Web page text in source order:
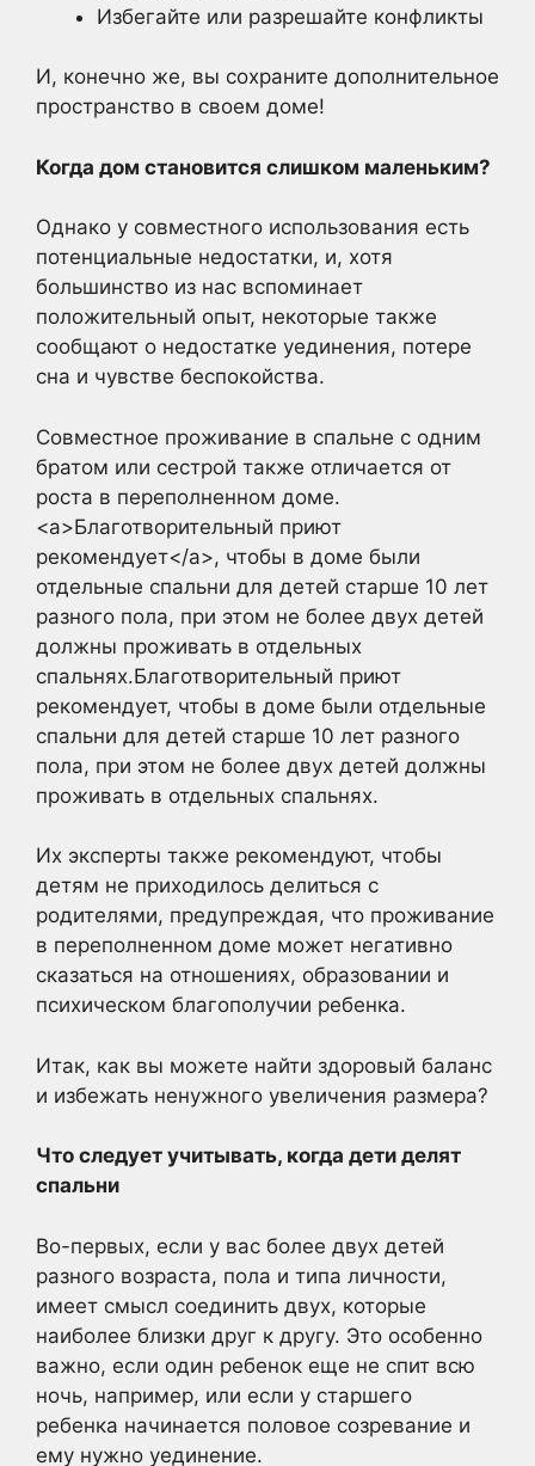
Избегайте или разрешайте конфликты
И, конечно же, вы сохраните дополнительное
пространство в своем доме!
Когда дом становится слишком маленьким?
Однако у совместного использования есть
потенциальные недостатки, и, хотя
большинство из нас вспоминает
положительный опыт, некоторые также
сообщают о недостатке уединения, потере
сна и чувстве беспокойства.
Совместное проживание в спальне с одним
братом или сестрой также отличается от
роста в переполненном доме.
<a>Благотворительный приют
рекомендует</a>, чтобы в доме были
отдельные спальни для детей старше 10 лет
разного пола, при этом не более двух детей
должны проживать в отдельных
спальнях.Благотворительный приют
рекомендует, чтобы в доме были отдельные
спальни для детей старше 10 лет разного
пола, при этом не более двух детей должны
проживать в отдельных спальнях.
Их эксперты также рекомендуют, чтобы
детям не приходилось делиться с
родителями, предупреждая, что проживание
в переполненном доме может негативно
сказаться на отношениях, образовании и
психическом благополучии ребенка.
Итак, как вы можете найти здоровый баланс
и избежать ненужного увеличения размера?
Что следует учитывать, когда дети делят
спальни
Во-первых, если у вас более двух детей
разного возраста, пола и типа личности,
имеет смысл соединить двух, которые
наиболее близки друг к другу. Это особенно
важно, если один ребенок еще не спит всю
ночь, например, или если у старшего
ребенка начинается половое созревание и
ему нужно уединение.